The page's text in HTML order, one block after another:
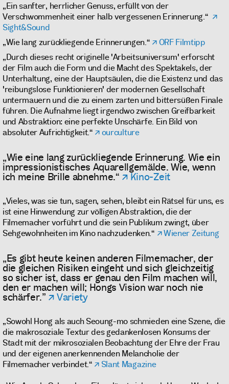
„Ein sanfter, herrlicher Genuss, erfüllt von der
Verschwommenheit einer halb vergessenen Erinnerung.“
Sight&Sound
„Wie lang zurückliegende Erinnerungen.“
ORF Filmtipp
„Durch dieses recht originelle 'Arbeitsuniversum' erforscht
der Film auch die Form und die Macht des Spektakels, der
Unterhaltung, eine der Hauptsäulen, die die Existenz und das
'reibungslose Funktionieren' der modernen Gesellschaft
untermauern und die zu einem zarten und bittersüßen Finale
führen. Die Aufnahme liegt irgendwo zwischen Greifbarkeit
und Abstraktion: eine perfekte Unschärfe. Ein Bild von
absoluter Aufrichtigkeit.“
ourculture
„Wie eine lang zurückliegende Erinnerung. Wie ein
impressionistisches Aquarellgemälde. Wie, wenn
ich meine Brille abnehme.“ Kino-Zeit
„Vieles, was sie tun, sagen, sehen, bleibt ein Rätsel für uns, es
ist eine Hinwendung zur völligen Abstraktion, die der
Filmemacher vorführt und die sein Publikum zwingt, über
Sehgewohnheiten im Kino nachzudenken.“
Wiener Zeitung
„Es gibt heute keinen anderen Filmemacher, der
die gleichen Risiken eingeht und sich gleichzeitig
so sicher ist, dass er genau den Film machen will,
den er machen will; Hongs Vision war noch nie
schärfer.” Variety
„Sowohl Hong als auch Seoung-mo schmieden eine Szene, die
die makrosoziale Textur des gedankenlosen Konsums der
Stadt mit der mikrosozialen Beobachtung der Ehre der Frau
und der eigenen anerkennenden Melancholie der
Filmemacher verbindet.“
Slant Magazine